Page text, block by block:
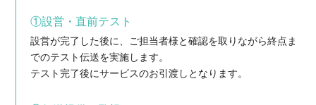
①設営・直前テスト
設営が完了した後に、ご担当者様と確認を取りながら終点ま
でのテスト伝送を実施します。
テスト完了後にサービスのお引渡しとなります。